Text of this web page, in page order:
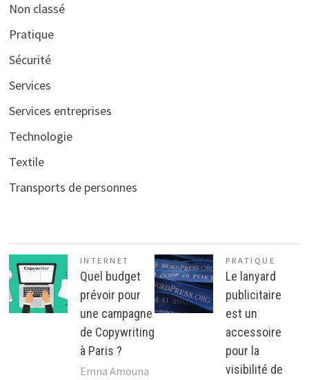
Non classé
Pratique
Sécurité
Services
Services entreprises
Technologie
Textile
Transports de personnes
INTERNET
Quel budget
prévoir pour
une campagne
de Copywriting
à Paris ?
Emna Amouna
PRATIQUE
Le lanyard
publicitaire
est un
accessoire
pour la
visibilité de